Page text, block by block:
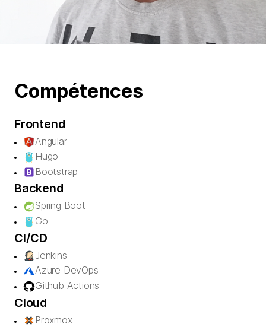
Compétences
Frontend
Angular
Hugo
Bootstrap
Backend
Spring Boot
Go
CI/CD
Jenkins
Azure DevOps
Github Actions
Cloud
Proxmox